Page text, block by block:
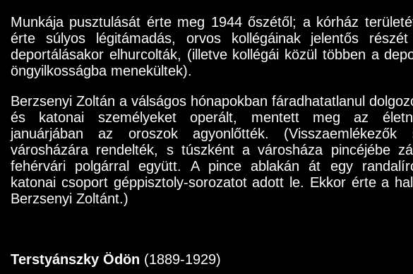
Munkája pusztulását érte meg 1944 őszétől; a kórház
érte súlyos légitámadás, orvos kollégáinak jelentős
deportálásakor elhurcolták, (illetve kollégái közül többen a
öngyilkosságba menekültek).
Berzsenyi Zoltán a válságos hónapokban fáradhatatlanul
és katonai személyeket operált, mentett meg az
januárjában az oroszok agyonlőtték.
városházára rendelték, s túszként a városháza pincéjébe
fehérvári polgárral együtt. A pince ablakán át egy
katonai csoport géppisztoly-sorozatot adott le. Ekkor érte a
Berzsenyi Zoltánt.)
Terstyánszky Ödön (1889-1929)